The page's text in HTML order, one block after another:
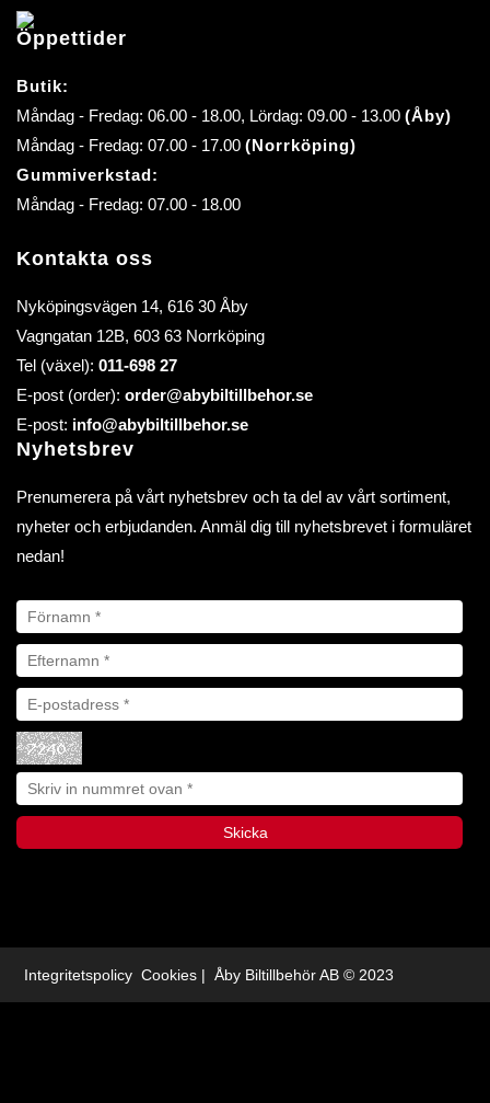
Öppettider
Butik:
Måndag - Fredag: 06.00 - 18.00, Lördag: 09.00 - 13.00 (Åby)
Måndag - Fredag: 07.00 - 17.00 (Norrköping)
Gummiverkstad:
Måndag - Fredag: 07.00 - 18.00
Kontakta oss
Nyköpingsvägen 14, 616 30 Åby
Vagngatan 12B, 603 63 Norrköping
Tel (växel): 011-698 27
E-post (order): order@abybiltillbehor.se
E-post: info@abybiltillbehor.se
Nyhetsbrev
Prenumerera på vårt nyhetsbrev och ta del av vårt sortiment,
nyheter och erbjudanden. Anmäl dig till nyhetsbrevet i formuläret
nedan!
Integritetspolicy Cookies | Åby Biltillbehör AB © 2023